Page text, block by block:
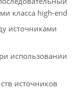
класса high-end
источниками
использовании
источников